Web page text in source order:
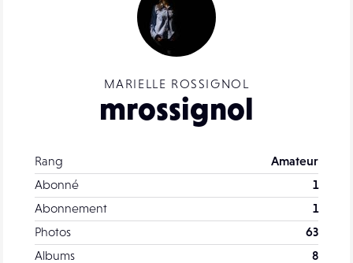
MARIELLE ROSSIGNOL
mrossignol
Rang
Amateur
Abonné
1
Abonnement
1
Photos
63
Albums
8